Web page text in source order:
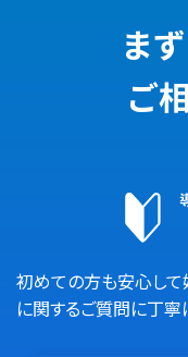
ま
ご
初めての方も安心して
に関するご質問に丁寧